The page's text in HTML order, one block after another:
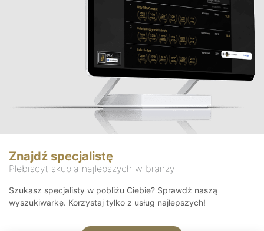
Znajdź specjalistę
Plebiscyt skupia najlepszych w branży
Szukasz specjalisty w pobliżu Ciebie? Sprawdź naszą
wyszukiwarkę. Korzystaj tylko z usług najlepszych!